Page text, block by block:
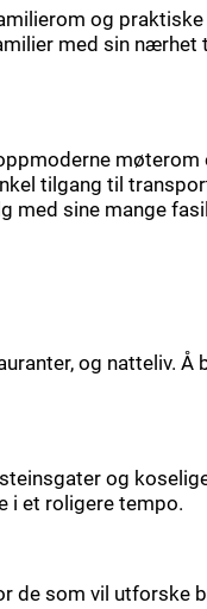
og praktiske
med sin nærhet
møterom
tilgang til
med sine mange
og natteliv.
og
i et roligere tempo.
de som vil utforske